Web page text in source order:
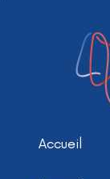
Accueil